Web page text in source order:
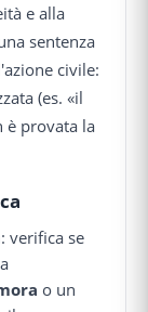
e alla
sentenza
civile:
(es. «il
è provata la
: verifica se
o un